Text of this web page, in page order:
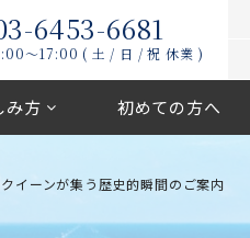
6453-6681
〜17:00 ( 土 / 日 / 祝 休業 )
み方 初めての方へ
イーンが集う歴史的瞬間のご案内